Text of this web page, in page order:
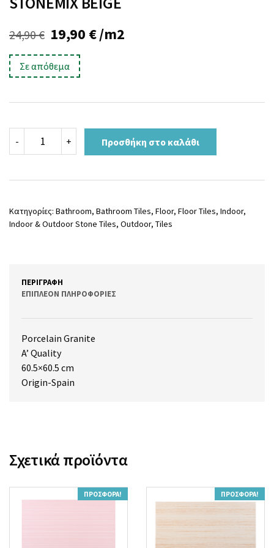
24,90€ Original
price
was:
24,90 €.
19,90 €Η
είναι:
/m2
Σε απόθεμα
-
BEIGE
ποσότητα
+ Προσθήκη στο καλάθι
Κατηγορίες: Bathroom, Bathroom Tiles, Floor, Floor Tiles, Indoor,
Indoor & Outdoor Stone Tiles, Outdoor, Tiles
ΠΕΡΙΓΡΑΦΉ
ΕΠΙΠΛΈΟΝ ΠΛΗΡΟΦΟΡΊΕΣ
Porcelain Granite
A’ Quality
60.5×60.5 cm
Origin-Spain
Σχετικά προϊόντα
ΠΡΟΣΦΟΡΆ! ΠΡΟΣΦΟΡΆ!